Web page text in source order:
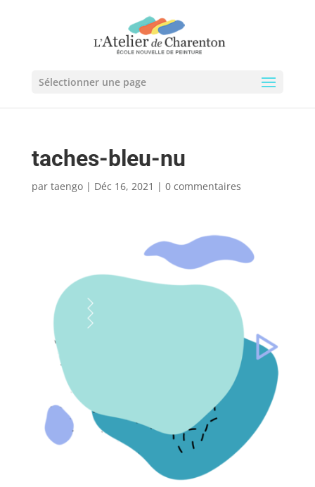
Sélectionner une page
taches-bleu-nu
par taengo| Déc 16, 2021 | 0 commentaires